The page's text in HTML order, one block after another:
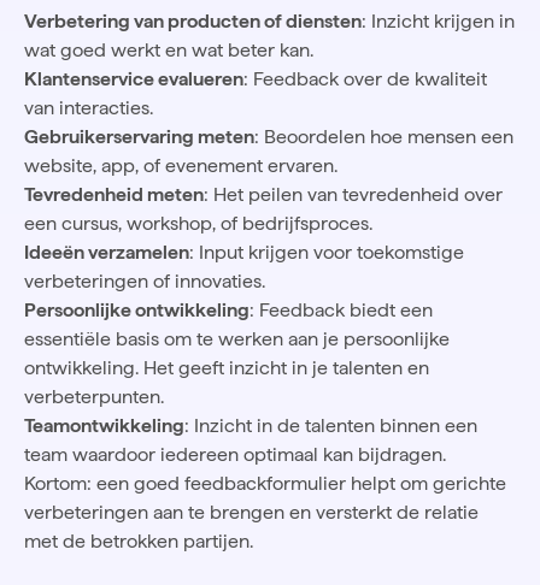
Verbetering van producten of diensten: Inzicht krijgen in
wat goed werkt en wat beter kan.
Klantenservice evalueren: Feedback over de kwaliteit
van interacties.
Gebruikerservaring meten: Beoordelen hoe mensen een
website, app, of evenement ervaren.
Tevredenheid meten: Het peilen van tevredenheid over
een cursus, workshop, of bedrijfsproces.
Ideeën verzamelen: Input krijgen voor toekomstige
verbeteringen of innovaties.
Persoonlijke ontwikkeling: Feedback biedt een
essentiële basis om te werken aan je persoonlijke
ontwikkeling. Het geeft inzicht in je talenten en
verbeterpunten.
Teamontwikkeling: Inzicht in de talenten binnen een
team waardoor iedereen optimaal kan bijdragen.
Kortom: een goed feedbackformulier helpt om gerichte
verbeteringen aan te brengen en versterkt de relatie
met de betrokken partijen.